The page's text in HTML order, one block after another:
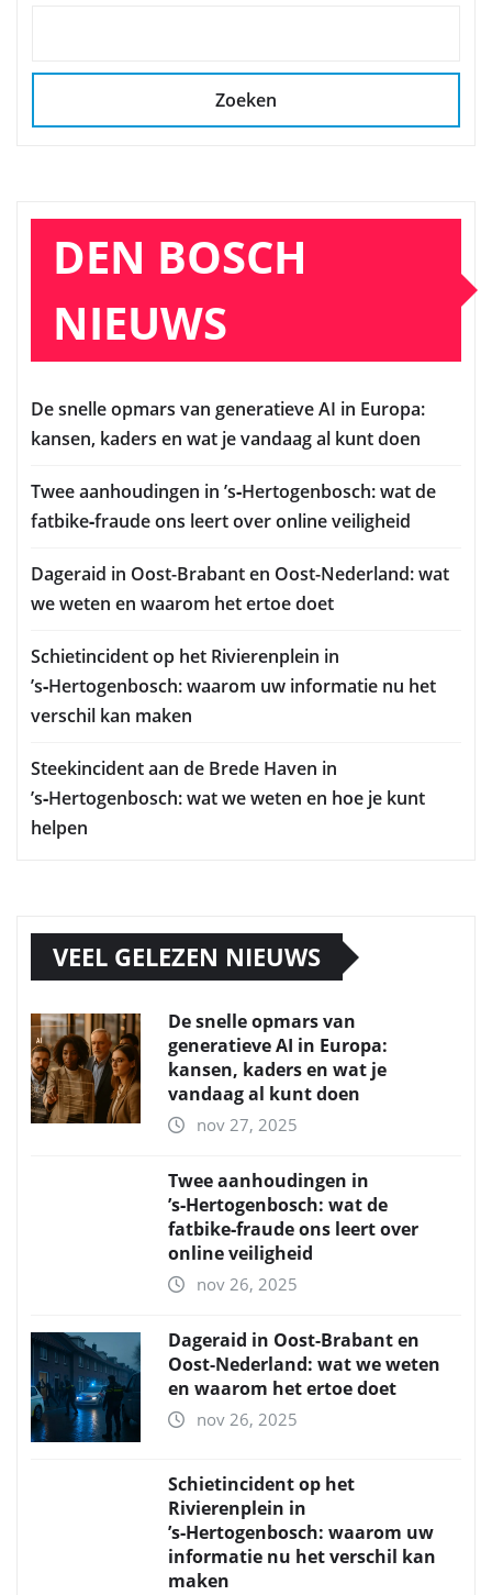
Zoeken
DEN BOSCH
NIEUWS
De snelle opmars van generatieve AI in Europa:
kansen, kaders en wat je vandaag al kunt doen
Twee aanhoudingen in ’s‑Hertogenbosch: wat de
fatbike‑fraude ons leert over online veiligheid
Dageraid in Oost-Brabant en Oost-Nederland: wat
we weten en waarom het ertoe doet
Schietincident op het Rivierenplein in
’s‑Hertogenbosch: waarom uw informatie nu het
verschil kan maken
Steekincident aan de Brede Haven in
’s‑Hertogenbosch: wat we weten en hoe je kunt
helpen
VEEL GELEZEN NIEUWS
De snelle opmars van
generatieve AI in Europa:
kansen, kaders en wat je
vandaag al kunt doen
nov 27, 2025
Twee aanhoudingen in
’s‑Hertogenbosch: wat de
fatbike‑fraude ons leert over
online veiligheid
nov 26, 2025
Dageraid in Oost-Brabant en
Oost-Nederland: wat we weten
en waarom het ertoe doet
nov 26, 2025
Schietincident op het
Rivierenplein in
’s‑Hertogenbosch: waarom uw
informatie nu het verschil kan
maken